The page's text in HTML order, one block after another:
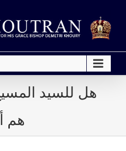
هل للسيد
هم